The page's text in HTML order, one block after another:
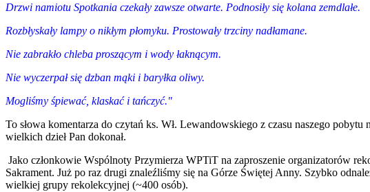
Drzwi namiotu Spotkania czekały zawsze otwarte. Podnosiły się kolana zemdlałe.
Rozbłyskały lampy o nikłym płomyku. Prostowały trzciny nadłamane.
Nie zabrakło chleba proszącym i wody łaknącym.
Nie wyczerpał się dzban mąki i baryłka oliwy.
Mogliśmy śpiewać, klaskać i tańczyć."
To słowa komentarza do czytań ks. Wł. Lewandowskiego z czasu naszego
wielkich dzieł Pan dokonał.
Jako członkowie Wspólnoty Przymierza WPTiT na zaproszenie organizatorów
Sakrament. Już po raz drugi znaleźliśmy się na Górze Świętej Anny. Szybko
wielkiej grupy rekolekcyjnej (~400 osób).